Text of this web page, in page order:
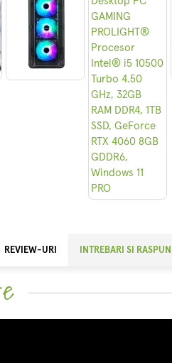
REVIEW-URI INTREBARI SI